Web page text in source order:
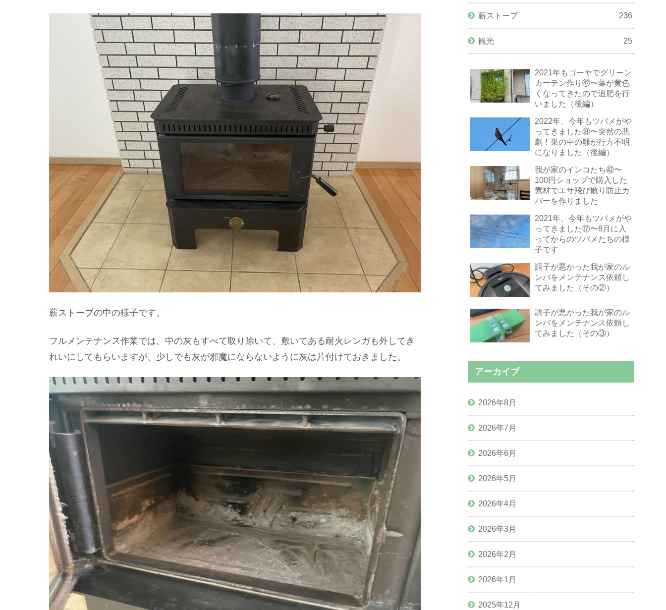
薪ストーブの中の様子です。
フルメンテナンス作業では、中の灰もすべて取り除いて、敷いてある耐火レンガも外してき
れいにしてもらいますが、少しでも灰が邪魔にならないように灰は片付けておきました。
薪ストーブ 236
観光 25
2021年もゴーヤでグリーン
カーテン作り㊷〜葉が黄色
くなってきたので追肥を行
いました（後編）
2022年、今年もツバメがや
ってきました⑧〜突然の悲
劇！巣の中の雛が行方不明
になりました（後編）
我が家のインコたち㊷〜
100円ショップで購入した
素材でエサ飛び散り防止カ
バーを作りました
2021年、今年もツバメがや
ってきました⑰〜8月に入
ってからのツバメたちの様
子です
調子が悪かった我が家のル
ンバをメンテナンス依頼し
てみました（その②）
調子が悪かった我が家のル
ンバをメンテナンス依頼し
てみました（その③）
アーカイブ
2026年8月
2026年7月
2026年6月
2026年5月
2026年4月
2026年3月
2026年2月
2026年1月
2025年12月